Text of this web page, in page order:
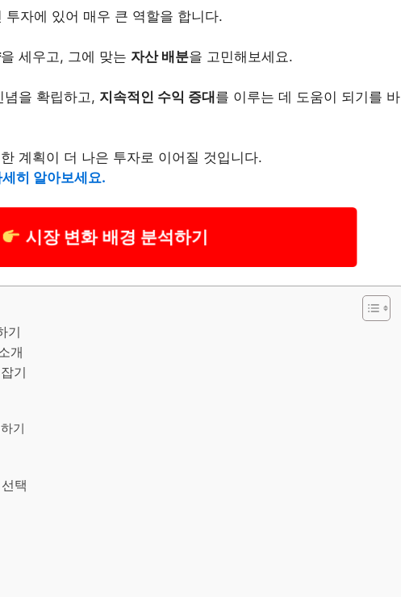
투자에 있어 매우 큰 역할을 합니다.
을 세우고, 그에 맞는 자산 배분을 고민해보세요.
을 확립하고, 지속적인 수익 증대 를 이루는 데 도움이 되기를 바
계획이 더 나은 투자로 이어질 것입니다.
히 알아보세요.
시장 변화 배경 분석하기
기
개
기
기
택